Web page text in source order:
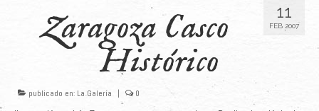
Infantil
Audiovisual
Últimos Proyectos
11
FEB 2007
Zaragoza Casco
Histórico
publicado en: La Galería | 0